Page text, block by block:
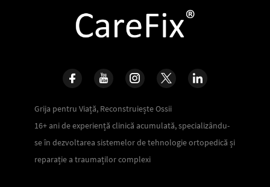
Grija pentru Viață, Reconstruiește Ossii
16+ ani de experiență clinică acumulată, specializându-
se în dezvoltarea sistemelor de tehnologie ortopedică și
reparație a traumaților complexi